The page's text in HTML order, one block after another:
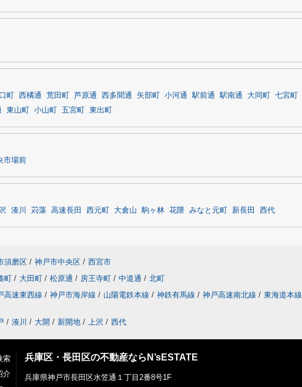
町 西橘通 荒田町 芦原通 西多聞通 矢部町 小河通 駅前通 駅南通 大同町 七宮町
東山町 小山町 五宮町 東出町
市場前
湊川 苅藻 高速長田 西元町 大倉山 駒ヶ林 花隈 みなと元町 新長田 西代
須磨区 / 神戸市中央区 / 西宮市
町 / 大田町 / 松原通 / 房王寺町 / 中道通 / 北町
高速東西線 / 神戸市海岸線 / 山陽電鉄本線 / 神鉄有馬線 / 神戸高速南北線 / 東海道本線
/ 湊川 / 大開 / 新開地 / 上沢 / 西代
索
介
兵庫区・長田区の不動産ならN’sESTATE
兵庫県神戸市長田区水笠通１丁目2番8号1F